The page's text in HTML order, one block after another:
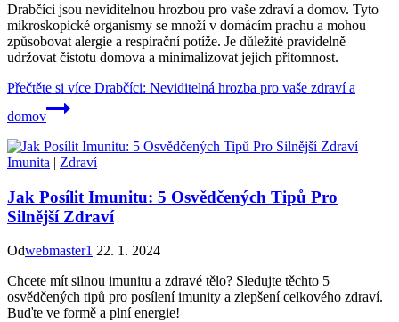
Drabčíci jsou neviditelnou hrozbou pro vaše zdraví a domov. Tyto
mikroskopické organismy se množí v domácím prachu a mohou
způsobovat alergie a respirační potíže. Je důležité pravidelně
udržovat čistotu domova a minimalizovat jejich přítomnost.
Přečtěte si více Drabčíci: Neviditelná hrozba pro vaše zdraví a
domov
Imunita | Zdraví
Jak Posílit Imunitu: 5 Osvědčených Tipů Pro
Silnější Zdraví
Odwebmaster1 22. 1. 2024
Chcete mít silnou imunitu a zdravé tělo? Sledujte těchto 5
osvědčených tipů pro posílení imunity a zlepšení celkového zdraví.
Buďte ve formě a plní energie!